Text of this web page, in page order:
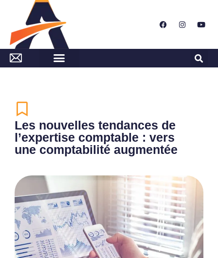
Les nouvelles tendances de
l’expertise comptable : vers
une comptabilité augmentée